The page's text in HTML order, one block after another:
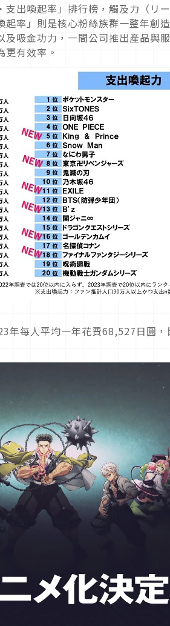
出喚起率」排行榜，觸及力（リ
率」則是核心粉絲族群一整年創
吸金功力，一間公司推出產品與
有效率。
年每人平均一年花費68,527日圓